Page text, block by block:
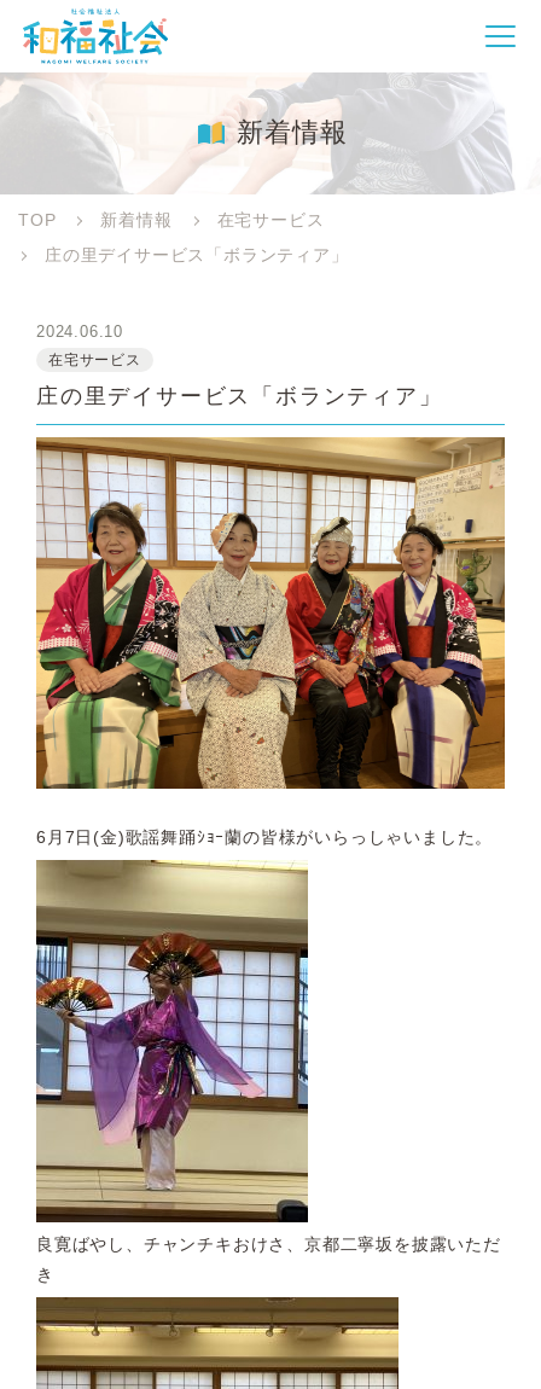
新着情報
TOP 新着情報
在宅サービス
庄の里デイサービス「ボランティア」
2024.06.10
在宅サービス
庄の里デイサービス「ボランティア」
6月7日(金)歌謡舞踊ｼｮｰ蘭の皆様がいらっしゃいました。
良寛ばやし、チャンチキおけさ、京都二寧坂を披露いただ
き